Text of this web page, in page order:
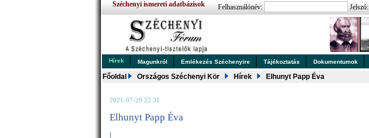
Széchenyi ismereti adatbázisok Felhasználónév: Jelszó:
Hírek Magunkról Emlékezés Széchenyire Tájékoztatás Dokumentumok
Főoldal Országos Széchenyi Kör Hírek Elhunyt Papp Éva
2021-07-29 22:31
Elhunyt Papp Éva